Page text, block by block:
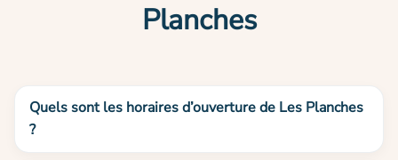
Planches
Quels sont les horaires d’ouverture de Les Planches
?